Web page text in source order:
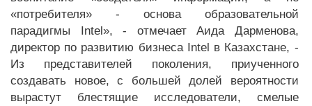
«потребителя» - основа образовательной
парадигмы Intel», - отмечает Аида Дарменова,
директор по развитию бизнеса Intel в Казахстане, -
Из представителей поколения, приученного
создавать новое, с большей долей вероятности
вырастут блестящие исследователи, смелые